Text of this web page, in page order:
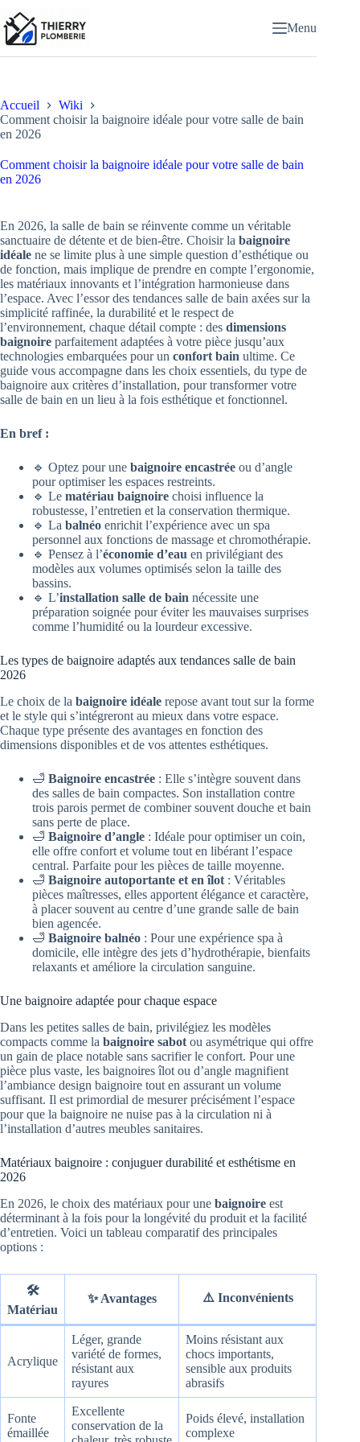
au
contenu
Menu
Accueil
Wiki
Comment choisir la baignoire idéale pour votre salle de bain
en 2026
Comment choisir la baignoire idéale pour votre salle de bain
en 2026
En 2026, la salle de bain se réinvente comme un véritable
sanctuaire de détente et de bien-être. Choisir la baignoire
idéale ne se limite plus à une simple question d’esthétique ou
de fonction, mais implique de prendre en compte l’ergonomie,
les matériaux innovants et l’intégration harmonieuse dans
l’espace. Avec l’essor des tendances salle de bain axées sur la
simplicité raffinée, la durabilité et le respect de
l’environnement, chaque détail compte : des dimensions
baignoire parfaitement adaptées à votre pièce jusqu’aux
technologies embarquées pour un confort bain ultime. Ce
guide vous accompagne dans les choix essentiels, du type de
baignoire aux critères d’installation, pour transformer votre
salle de bain en un lieu à la fois esthétique et fonctionnel.
En bref :
🔹 Optez pour une baignoire encastrée ou d’angle
pour optimiser les espaces restreints.
🔹 Le matériau baignoire choisi influence la
robustesse, l’entretien et la conservation thermique.
🔹 La balnéo enrichit l’expérience avec un spa
personnel aux fonctions de massage et chromothérapie.
🔹 Pensez à l’économie d’eau en privilégiant des
modèles aux volumes optimisés selon la taille des
bassins.
🔹 L’installation salle de bain nécessite une
préparation soignée pour éviter les mauvaises surprises
comme l’humidité ou la lourdeur excessive.
Les types de baignoire adaptés aux tendances salle de bain
2026
Le choix de la baignoire idéale repose avant tout sur la forme
et le style qui s’intégreront au mieux dans votre espace.
Chaque type présente des avantages en fonction des
dimensions disponibles et de vos attentes esthétiques.
🛁 Baignoire encastrée : Elle s’intègre souvent dans
des salles de bain compactes. Son installation contre
trois parois permet de combiner souvent douche et bain
sans perte de place.
🛁 Baignoire d’angle : Idéale pour optimiser un coin,
elle offre confort et volume tout en libérant l’espace
central. Parfaite pour les pièces de taille moyenne.
🛁 Baignoire autoportante et en îlot : Véritables
pièces maîtresses, elles apportent élégance et caractère,
à placer souvent au centre d’une grande salle de bain
bien agencée.
🛁 Baignoire balnéo : Pour une expérience spa à
domicile, elle intègre des jets d’hydrothérapie, bienfaits
relaxants et améliore la circulation sanguine.
Une baignoire adaptée pour chaque espace
Dans les petites salles de bain, privilégiez les modèles
compacts comme la baignoire sabot ou asymétrique qui offre
un gain de place notable sans sacrifier le confort. Pour une
pièce plus vaste, les baignoires îlot ou d’angle magnifient
l’ambiance design baignoire tout en assurant un volume
suffisant. Il est primordial de mesurer précisément l’espace
pour que la baignoire ne nuise pas à la circulation ni à
l’installation d’autres meubles sanitaires.
Matériaux baignoire : conjuguer durabilité et esthétisme en
2026
En 2026, le choix des matériaux pour une baignoire est
déterminant à la fois pour la longévité du produit et la facilité
d’entretien. Voici un tableau comparatif des principales
options :
🛠️
Matériau
✨ Avantages ⚠️ Inconvénients
Acrylique
Léger, grande
variété de formes,
résistant aux
rayures
Moins résistant aux
chocs importants,
sensible aux produits
abrasifs
Fonte
émaillée
Excellente
conservation de la
Poids élevé, installation
complexe